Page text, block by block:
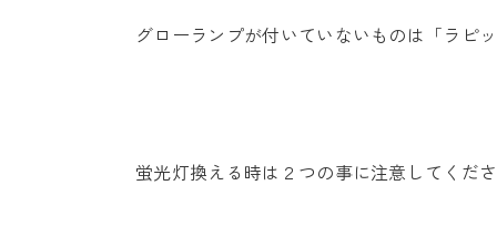
グローランプが付いていないものは「ラピ
蛍光灯換える時は２つの事に注意してくださ